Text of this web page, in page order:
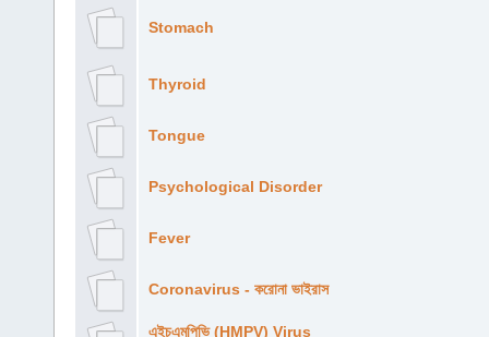
Stomach
Thyroid
Tongue
Psychological Disorder
Fever
Coronavirus - করোনা ভাইরাস
এইচএমপিভি (HMPV) Virus